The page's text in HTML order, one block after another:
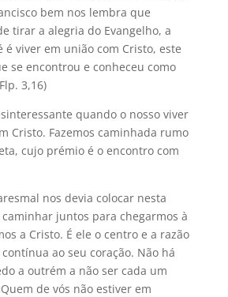
bem nos lembra que
tirar a alegria do Evangelho, a
é viver em união com Cristo, este
se encontrou e conheceu como
3,16)
quando o nosso viver
Cristo. Fazemos caminhada rumo
cujo prémio é o encontro com
nos devia colocar nesta
juntos para chegarmos à
a Cristo. É ele o centro e a razão
ao seu coração. Não há
a outrém a não ser cada um
de vós não estiver em